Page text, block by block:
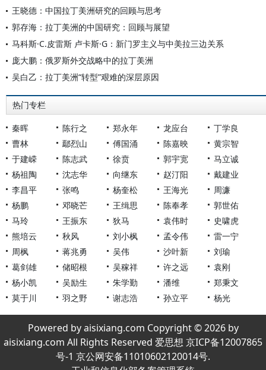
王晓德：中国拉丁美洲研究的回顾与思考
郭存海：拉丁美洲的中国研究：回顾与展望
马科斯·C.皮雷斯 卢卡斯·G：新门罗主义与中美拉三边关系
庞大鹏：俄罗斯外交战略中的拉丁美洲
吴白乙：拉丁美洲“转型”艰难的深层原因
热门专栏
秦晖 陈行之 郑永年 龙应台
丁学良
曹林
鄢烈山 傅国涌 陈嘉映
黄宗智
于建嵘
陈志武 徐贲 郭宇宽
马立诚
杨祖陶
沈志华 向继东 赵汀阳
戴建业
李昌平
张鸣 杨奎松 王海光
周濂
杨鹏
邓晓芒 王缉思 陈奉孝
郭世佑
马玲
王振东 狄马 袁伟时
史啸虎
熊培云
秋风 刘小枫 孟令伟
雷一宁
周枫
蒋兆勇 吴伟 沙叶新
刘瑜
葛剑雄
储昭根 吴稼祥 许之远
袁刚
杨小凯
吴励生 朱学勤 潘维
郑秉文
莫于川
羽之野 谢志浩 孙立平 杨光
Powered by aisixiang.com Copyright © 2026 by
aisixiang.com All Rights Reserved 爱思想 京ICP备12007865
号-1 京公网安备11010602120014号.